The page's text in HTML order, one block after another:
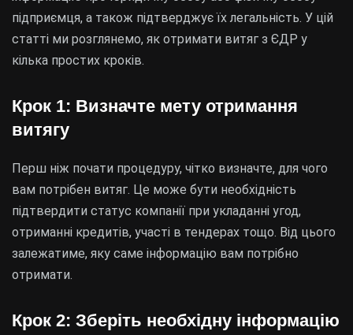
підприємця, а також підтверджує їх легальність. У цій
статті ми розглянемо, як отримати витяг з ЄДР у
кілька простих кроків.
Крок 1: Визначте мету отримання
витягу
Перш ніж почати процедуру, чітко визначте, для чого
вам потрібен витяг. Це може бути необхідність
підтвердити статус компанії при укладанні угод,
отриманні кредитів, участі в тендерах тощо. Від цього
залежатиме, яку саме інформацію вам потрібно
отримати.
Крок 2: Зберіть необхідну інформацію